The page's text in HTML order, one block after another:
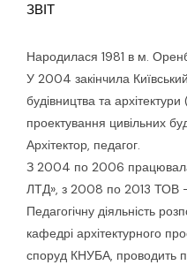
ЗВІТ
Народилася 1981 в м.
У 2004 закінчила
будівництва та
проектування цивільних
Архітектор, педагог.
З 2004 по 2006
ЛТД», з 2008 по 2013 ТОВ
Педагогічну діяльність
кафедрі архітектурного
споруд КНУБА, проводить